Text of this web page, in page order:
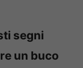
segni
un buco